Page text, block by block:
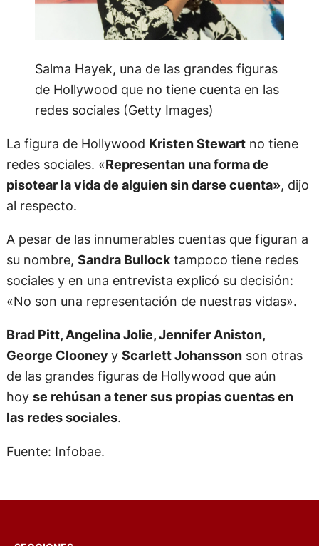
Salma Hayek, una de las grandes figuras
de Hollywood que no tiene cuenta en las
redes sociales (Getty Images)
La figura de Hollywood Kristen Stewartno tiene
redes sociales. «Representan una forma de
pisotear la vida de alguien sin darse cuenta», dijo
al respecto.
A pesar de las innumerables cuentas que figuran a
su nombre, Sandra Bullocktampoco tiene redes
sociales y en una entrevista explicó su decisión:
«No son una representación de nuestras vidas».
Brad Pitt, Angelina Jolie, Jennifer Aniston,
George Clooney y Scarlett Johanssonson otras
de las grandes figuras de Hollywood que aún
hoy se rehúsan a tener sus propias cuentas en
las redes sociales.
Fuente: Infobae.